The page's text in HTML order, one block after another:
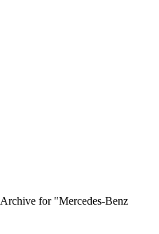
Archive for "Mercedes-Benz